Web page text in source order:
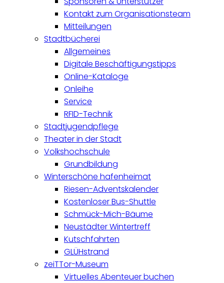
Kontakt zum Organisationsteam
Mitteilungen
Stadtbücherei
Allgemeines
Digitale Beschäftigungstipps
Online-Kataloge
Onleihe
Service
RFID-Technik
Stadtjugendpflege
Theater in der Stadt
Volkshochschule
Grundbildung
Winterschöne hafenheimat
Riesen-Adventskalender
Kostenloser Bus-Shuttle
Schmück-Mich-Bäume
Neustädter Wintertreff
Kutschfahrten
GLÜHstrand
zeiTTor-Museum
Virtuelles Abenteuer buchen